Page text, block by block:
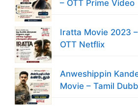
– OTT Prime Video
Iratta Movie 2023
OTT Netflix
Anweshippin
Movie – Tamil